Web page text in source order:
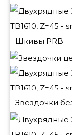
Шкивы PRB
Звездочки